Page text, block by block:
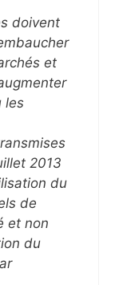
doivent
et
les
2013
du
de
et non
du